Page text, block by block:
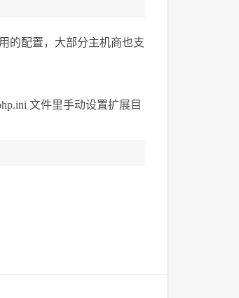
的配置，大部分主机商也支
文件里手动设置扩展目